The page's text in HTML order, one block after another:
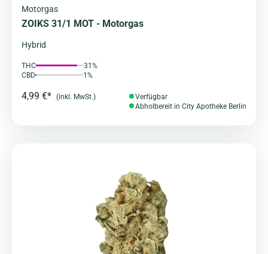
Motorgas
ZOIKS 31/1 MOT - Motorgas
Hybrid
THC
31%
CBD
1%
4,99 €* (inkl. MwSt.)
Verfügbar
Abholbereit in City Apotheke Berlin